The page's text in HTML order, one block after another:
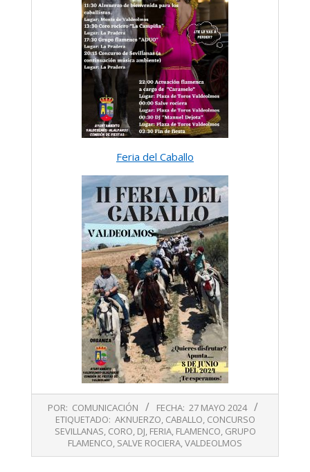
Feria del Caballo
POR: COMUNICACIÓN FECHA: 27 MAYO 2024
ETIQUETADO: AKNUERZO, CABALLO, CONCURSO
SEVILLANAS, CORO, DJ, FERIA, FLAMENCO, GRUPO
FLAMENCO, SALVE ROCIERA,VALDEOLMOS